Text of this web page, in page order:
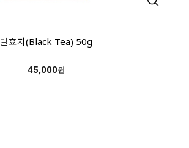
발효차(Black Tea) 50g
45,000원